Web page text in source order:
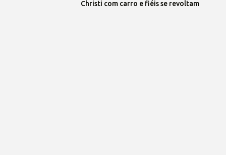
Christi com carro e fiéis se revoltam